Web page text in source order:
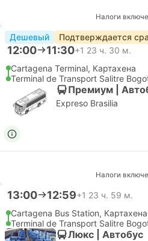
Налоги
Дешевый Подтверждается
12:00 11:30+1 23 ч. 30 м.
Cartagena Terminal, Картахена
Terminal de Transport Salitre
Премиум |
Expreso Brasilia
Налоги
13:00 12:59+1 23 ч. 59 м.
Cartagena Bus Station, Картахена
Terminal de Transport Salitre
Люкс | Автобус